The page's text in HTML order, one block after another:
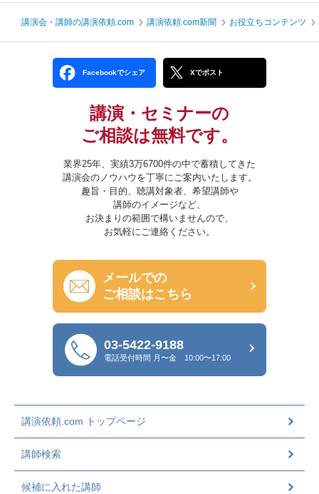
講演会・講師の講演依頼.com 講演依頼.com新聞 お役立ちコンテンツ
Facebookでシェア Xでポスト
講演・セミナーの
ご相談は無料です。
業界25年、実績3万6700件の中で蓄積してきた
講演会のノウハウを丁寧にご案内いたします。
趣旨・目的、聴講対象者、希望講師や
講師のイメージなど、
お決まりの範囲で構いませんので、
お気軽にご連絡ください。
メールでの
ご相談はこちら
03-5422-9188
電話受付時間 月〜金 10:00〜17:00
講演依頼.com トップページ
講師検索
候補に入れた講師